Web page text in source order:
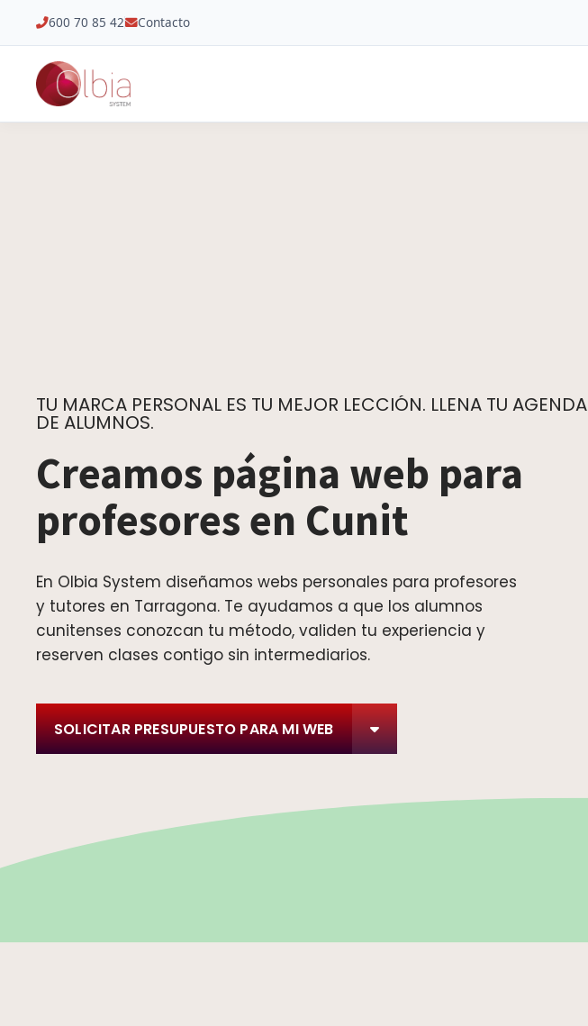
600 70 85 42 Contacto
TU MARCA PERSONAL ES TU MEJOR LECCIÓN. LLENA TU AGENDA
DE ALUMNOS.
Creamos página web para
profesores en Cunit
En Olbia System diseñamos webs personales para profesores
y tutores en Tarragona. Te ayudamos a que los alumnos
cunitenses conozcan tu método, validen tu experiencia y
reserven clases contigo sin intermediarios.
SOLICITAR PRESUPUESTO PARA MI WEB